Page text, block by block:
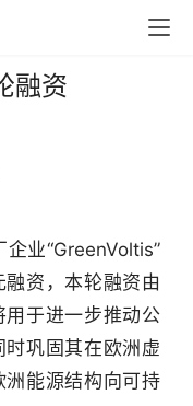
融资
业“GreenVoltis”
资，本轮融资由
用于进一步推动公
巩固其在欧洲虚
能源结构向可持